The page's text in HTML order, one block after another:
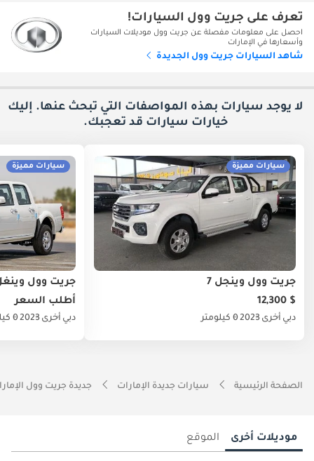
تعرف على جريت وول السيارات!
احصل على معلومات مفصلة عن جريت وول موديلات السيارات
وأسعارها في الإمارات
شاهد السيارات جريت وول الجديدة
لا يوجد سيارات بهذه المواصفات التي تبحث عنها. إليك
خيارات سيارات قد تعجبك.
سيارات مميزة
جريت وول وينجل 7
$ 12,300
دبي أخرى 20230 كيلومتر
سيارات مميزة
جريت وول
أطلب السعر
دبي أخرى 20230 كيلومتر
الصفحة الرئيسية سيارات جديدة الإمارات جديدة جريت وول
موديلات أخرى الموقع